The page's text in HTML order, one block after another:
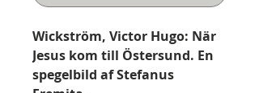
Wickström, Victor Hugo: När
Jesus kom till Östersund. En
spegelbild af Stefanus